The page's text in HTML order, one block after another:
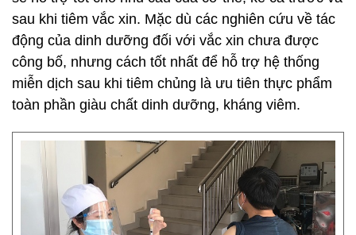
sau khi tiêm vắc xin. Mặc dù các nghiên cứu về tác
động của dinh dưỡng đối với vắc xin chưa được
công bố, nhưng cách tốt nhất để hỗ trợ hệ thống
miễn dịch sau khi tiêm chủng là ưu tiên thực phẩm
toàn phần giàu chất dinh dưỡng, kháng viêm.